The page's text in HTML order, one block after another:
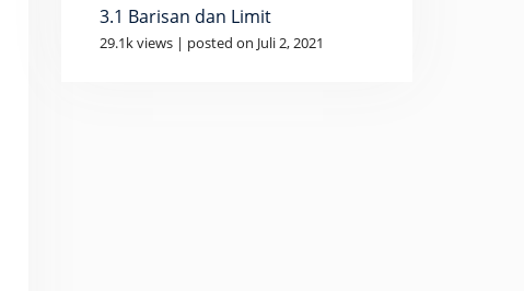
3.1 Barisan dan Limit
29.1k views | posted on Juli 2, 2021